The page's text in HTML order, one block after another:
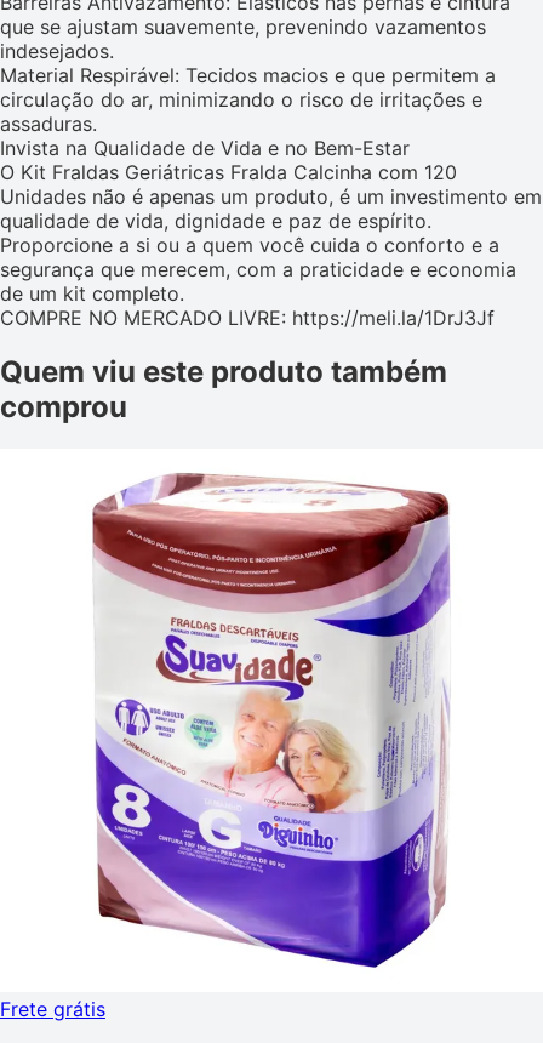
que se ajustam suavemente, prevenindo vazamentos
indesejados.
Material Respirável: Tecidos macios e que permitem a
circulação do ar, minimizando o risco de irritações e
assaduras.
Invista na Qualidade de Vida e no Bem-Estar
O Kit Fraldas Geriátricas Fralda Calcinha com 120
Unidades não é apenas um produto, é um investimento em
qualidade de vida, dignidade e paz de espírito.
Proporcione a si ou a quem você cuida o conforto e a
segurança que merecem, com a praticidade e economia
de um kit completo.
COMPRE NO MERCADO LIVRE: https://meli.la/1DrJ3Jf
Quem viu este produto também
comprou
Frete grátis